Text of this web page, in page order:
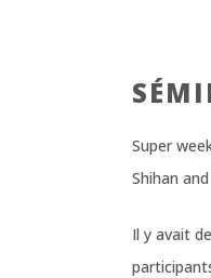
Super
Shihan
Il y avait